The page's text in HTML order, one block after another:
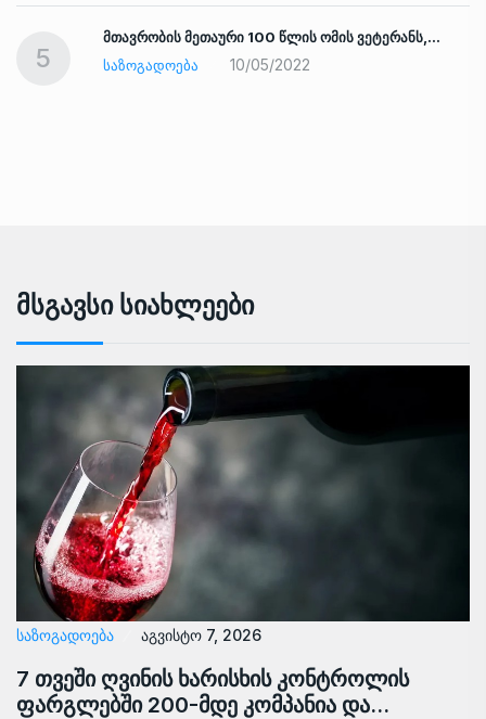
5
მთავრობის მეთაური 100 წლის ომის ვეტერანს,…
ᲡᲐᲖᲝᲒᲐᲓᲝᲔᲑᲐ
10/05/2022
Მსგავსი Სიახლეები
ᲡᲐᲖᲝᲒᲐᲓᲝᲔᲑᲐ აგვისტო 7, 2026
7 თვეში ღვინის ხარისხის კონტროლის
ფარგლებში 200-მდე კომპანია და…